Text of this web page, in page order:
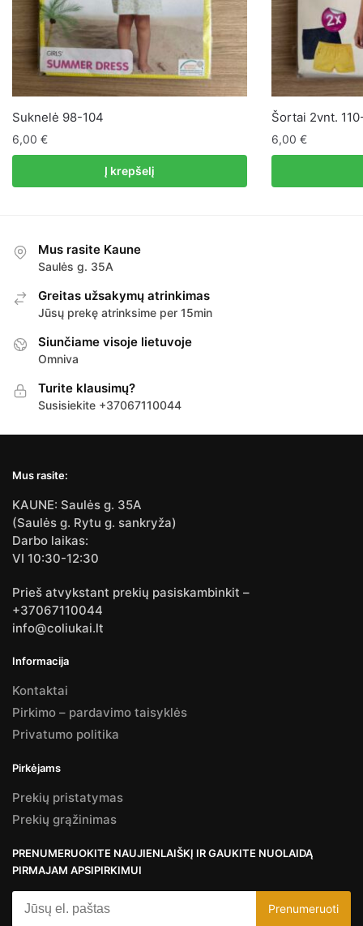
Suknelė 98-104
6,00 €
Į krepšelį
Šortai 2vnt.
6,00 €
Mus rasite Kaune
Saulės g. 35A
Greitas užsakymų atrinkimas
Jūsų prekę atrinksime per 15min
Siunčiame visoje lietuvoje
Omniva
Turite klausimų?
Susisiekite +37067110044
Mus rasite:
KAUNE: Saulės g. 35A
(Saulės g. Rytu g. sankryža)
Darbo laikas:
VI 10:30-12:30
Prieš atvykstant prekių pasiskambinkit –
+37067110044
info@coliukai.lt
Informacija
Kontaktai
Pirkimo – pardavimo taisyklės
Privatumo politika
Pirkėjams
Prekių pristatymas
Prekių grąžinimas
PRENUMERUOKITE NAUJIENLAIŠKĮ IR GAUKITE NUOLAIDĄ
PIRMAJAM APSIPIRKIMUI